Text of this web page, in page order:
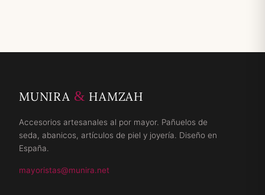
MUNIRA & HAMZAH
Accesorios artesanales al por mayor. Pañuelos de
seda, abanicos, artículos de piel y joyería. Diseño en
España.
mayoristas@munira.net